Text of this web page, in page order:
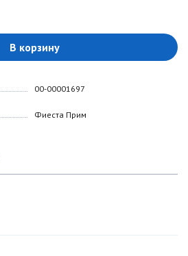
В корзину
00-00001697
Фиеста Прим